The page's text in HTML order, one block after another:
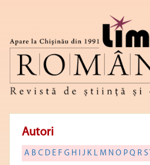
Autori
A B C D E F G H I J K L M N O P Q R S